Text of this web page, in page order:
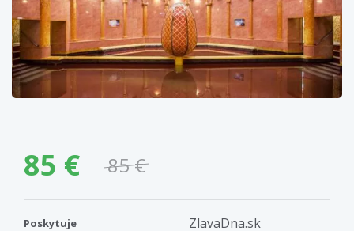
85 € 85 €
Poskytuje ZlavaDna.sk